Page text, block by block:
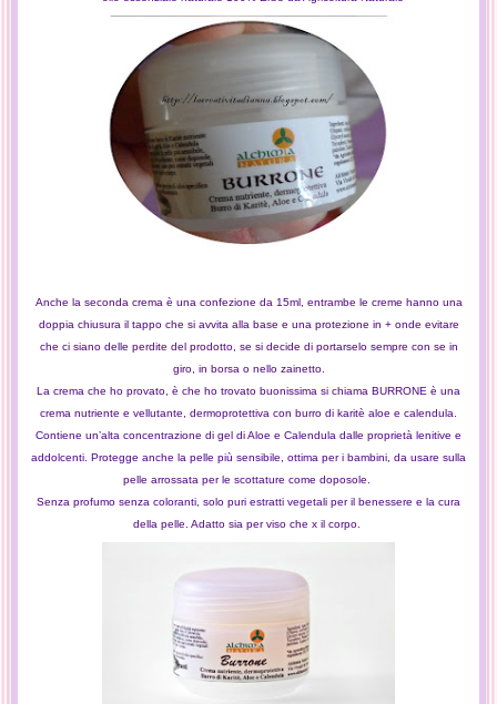
Anche la seconda crema è una confezione da 15ml, entrambe le creme hanno una
doppia chiusura il tappo che si avvita alla base e una protezione in + onde evitare
che ci siano delle perdite del prodotto, se si decide di portarselo sempre con se in
giro, in borsa o nello zainetto.
La crema che ho provato, è che ho trovato buonissima si chiama BURRONE è una
crema nutriente e vellutante, dermoprotettiva con burro di karitè aloe e calendula.
Contiene un’alta concentrazione di gel di Aloe e Calendula dalle proprietà lenitive e
addolcenti. Protegge anche la pelle più sensibile, ottima per i bambini, da usare sulla
pelle arrossata per le scottature come doposole.
Senza profumo senza coloranti, solo puri estratti vegetali per il benessere e la cura
della pelle. Adatto sia per viso che x il corpo.